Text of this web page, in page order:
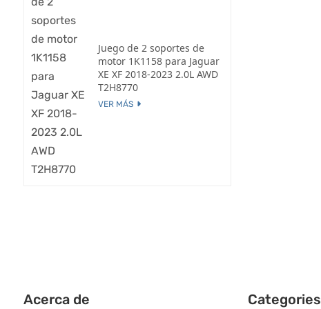
Juego de 2 soportes de
motor 1K1158 para Jaguar
XE XF 2018-2023 2.0L AWD
T2H8770
VER MÁS
Acerca de Categories